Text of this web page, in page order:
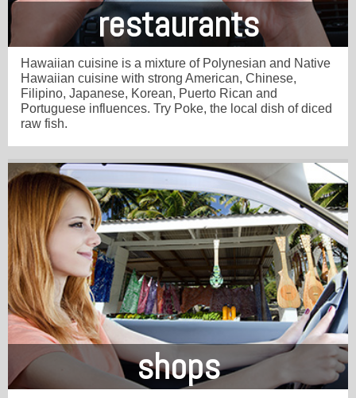
restaurants
Hawaiian cuisine is a mixture of Polynesian and Native
Hawaiian cuisine with strong American, Chinese,
Filipino, Japanese, Korean, Puerto Rican and
Portuguese influences. Try Poke, the local dish of diced
raw fish.
shops